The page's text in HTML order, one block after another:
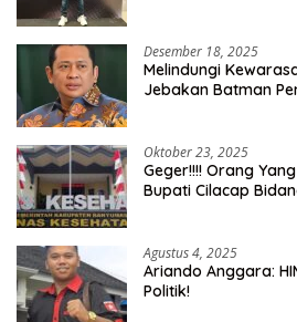
Desember 18, 2025
Melindungi
Jebakan Batman
Oktober 23, 2025
Geger!!!! Orang
Bupati Cilacap
Agustus 4, 2025
Ariando Anggara:
Politik!